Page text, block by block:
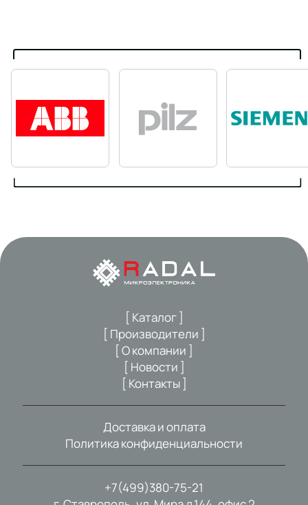
+7(499)380-75-21
[ Каталог ]
[ Производители ]
[ О компании ]
[ Новости ]
[ Контакты ]
Доставка и оплата
Политика конфиденциальности